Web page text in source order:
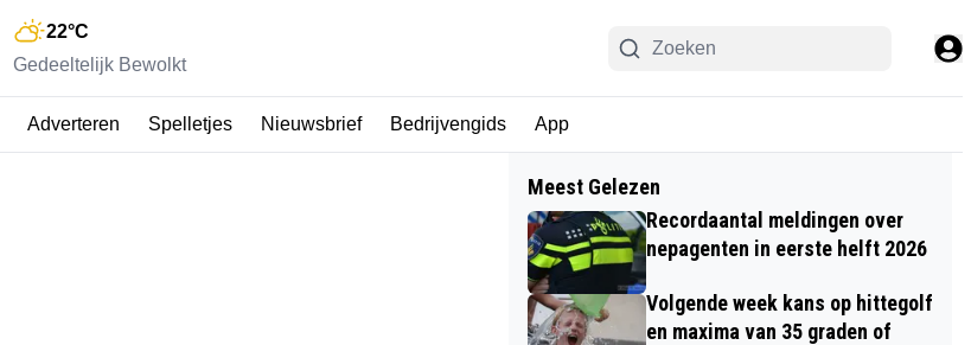
22°C
Gedeeltelijk Bewolkt
Adverteren Spelletjes Nieuwsbrief Bedrijvengids App
Meest Gelezen
Recordaantal meldingen over
nepagenten in eerste helft 2026
Volgende week kans op hittegolf
en maxima van 35 graden of